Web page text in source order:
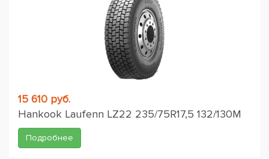
15 610 руб.
Hankook Laufenn LZ22 235/75R17,5 132/130M
Подробнее